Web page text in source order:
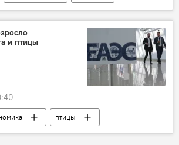
и птицы
птицы